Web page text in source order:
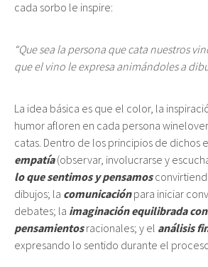
cada sorbo le inspire:
“Que sea la persona que cata nuestros
que el vino le expresa animándoles a
La idea básica es que el color, la
humor afloren en cada persona
catas. Dentro de los principios de dichos
empatía(observar, involucrarse y
lo que sentimos y pensamos
dibujos; la comunicación para iniciar
debates; la imaginación equilibrada
pensamientosracionales; y el análisis
expresando lo sentido durante el